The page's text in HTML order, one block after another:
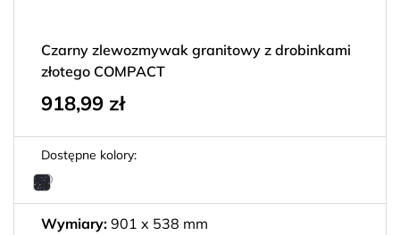
Czarny zlewozmywak granitowy z drobinkami
złotego COMPACT
918,99 zł
Dostępne kolory:
Wymiary: 901 x 538 mm